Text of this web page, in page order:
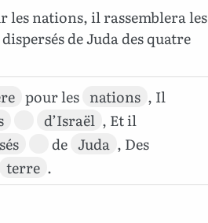
les nations, il rassemblera les
de Juda des quatre
pour les nations , Il
d’Israël , Et il
de Juda , Des
terre .